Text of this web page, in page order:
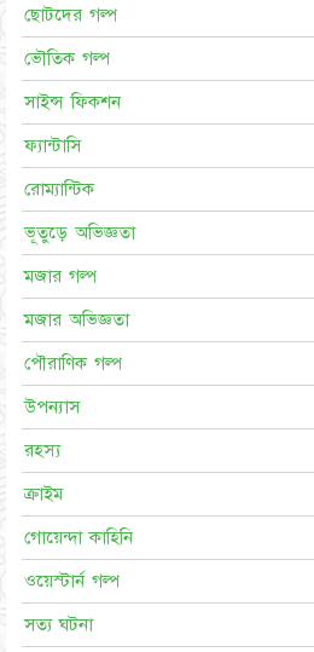
ছোটদের গল্প
ভৌতিক গল্প
সাইন্স ফিকশন
ফ্যান্টাসি
রোম্যান্টিক
ভূতুড়ে অভিজ্ঞতা
মজার গল্প
মজার অভিজ্ঞতা
পৌরাণিক গল্প
উপন্যাস
রহস্য
ক্রাইম
গোয়েন্দা কাহিনি
ওয়েস্টার্ন গল্প
সত্য ঘটনা